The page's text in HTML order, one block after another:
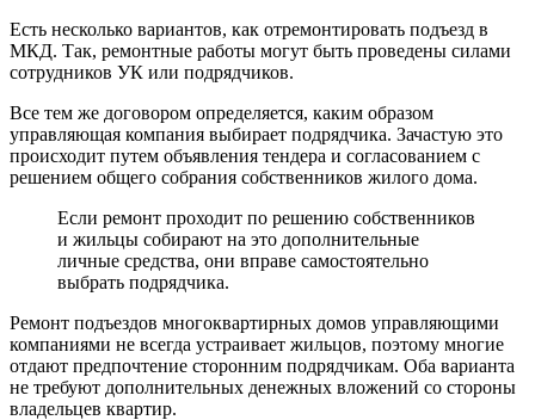
Есть несколько вариантов, как отремонтировать подъезд в
МКД. Так, ремонтные работы могут быть проведены силами
сотрудников УК или подрядчиков.
Все тем же договором определяется, каким образом
управляющая компания выбирает подрядчика. Зачастую это
происходит путем объявления тендера и согласованием с
решением общего собрания собственников жилого дома.
Если ремонт проходит по решению собственников
и жильцы собирают на это дополнительные
личные средства, они вправе самостоятельно
выбрать подрядчика.
Ремонт подъездов многоквартирных домов управляющими
компаниями не всегда устраивает жильцов, поэтому многие
отдают предпочтение сторонним подрядчикам. Оба варианта
не требуют дополнительных денежных вложений со стороны
владельцев квартир.